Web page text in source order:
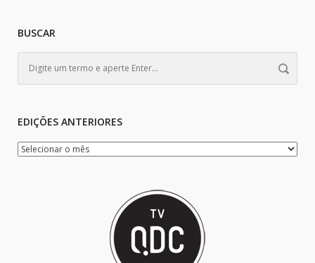
BUSCAR
EDIÇÕES ANTERIORES